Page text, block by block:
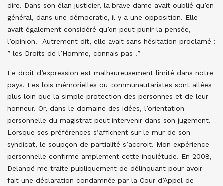
dire. Dans son élan justicier, la brave dame avait oublié qu’en
général, dans une démocratie, il y a une opposition. Elle
avait également considéré qu’on peut punir la pensée,
l’opinion. Autrement dit, elle avait sans hésitation proclamé :
” les Droits de l’Homme, connais pas !”
Le droit d’expression est malheureusement limité dans notre
pays. Les lois mémorielles ou communautaristes sont allées
plus loin que la simple protection des personnes et de leur
honneur. Or, dans le domaine des idées, l’orientation
personnelle du magistrat peut intervenir dans son jugement.
Lorsque ses préférences s’affichent sur le mur de son
syndicat, le soupçon de partialité s’accroit. Mon expérience
personnelle confirme amplement cette inquiétude. En 2008,
Delanoë me traite publiquement de délinquant pour avoir
fait une déclaration condamnée par la Cour d’Appel de